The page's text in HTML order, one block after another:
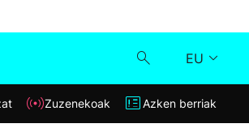
EU
Klisk
Zuzenekoak Azken berriak